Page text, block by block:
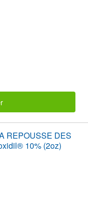
REPOUSSE DES
10% (2oz)